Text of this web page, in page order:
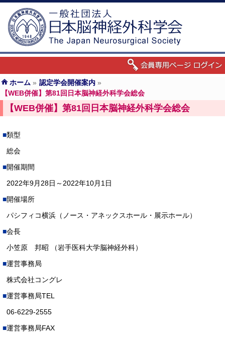
ホーム » 認定学会開催案内 »
【WEB併催】第81回日本脳神経外科学会総会
【WEB併催】第81回日本脳神経外科学会総会
類型
総会
開催期間
2022年9月28日～2022年10月1日
開催場所
パシフィコ横浜（ノース・アネックスホール・展示ホール）
会長
小笠原 邦昭 （岩手医科大学脳神経外科）
運営事務局
株式会社コングレ
運営事務局TEL
06-6229-2555
運営事務局FAX